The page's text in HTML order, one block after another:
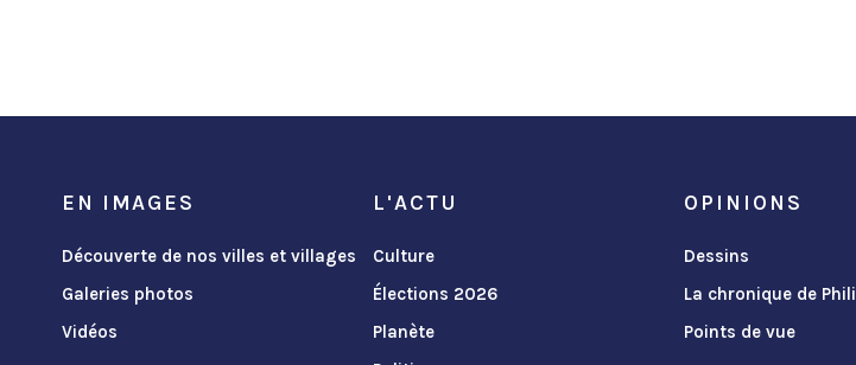
EN IMAGES
Découverte de nos villes et villages
Galeries photos
Vidéos
L'ACTU
Culture
Élections 2026
Planète
OPINIONS
Dessins
La chronique de
Points de vue